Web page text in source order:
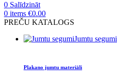
0 Salīdzināt
0 items €0.00
PREČU KATALOGS
Jumtu segumi
Plakano jumtu materiāli